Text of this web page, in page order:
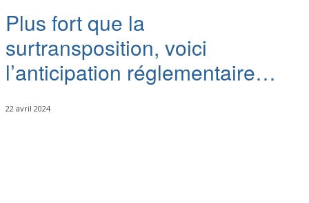
Plus fort que la
surtransposition, voici
l’anticipation réglementaire…
22 avril 2024